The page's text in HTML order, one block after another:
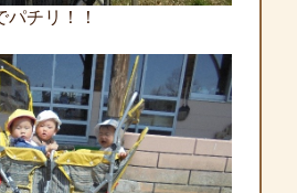
パチリ！！